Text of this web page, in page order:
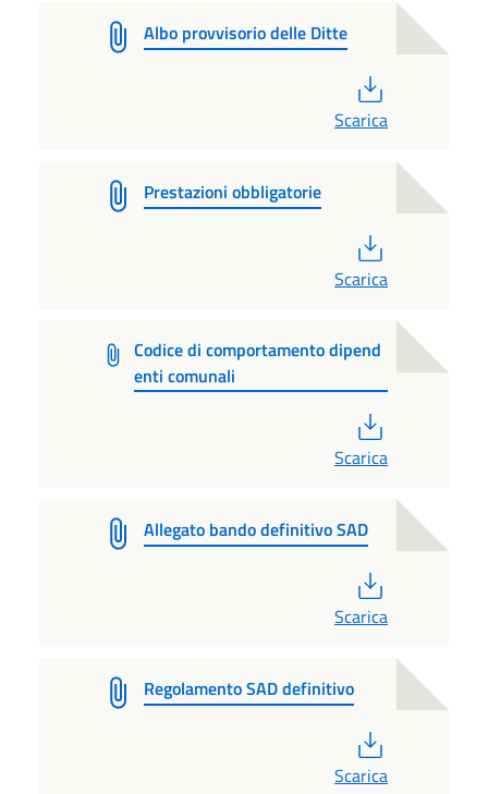
Albo provvisorio delle Ditte
Scarica
Prestazioni obbligatorie
Scarica
Codice di comportamento dipend
enti comunali
Scarica
Allegato bando definitivo SAD
Scarica
Regolamento SAD definitivo
Scarica